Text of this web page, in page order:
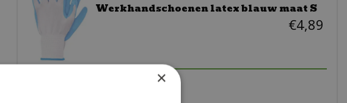
Werkhandschoenen latex blauw maat S
€4,89
×